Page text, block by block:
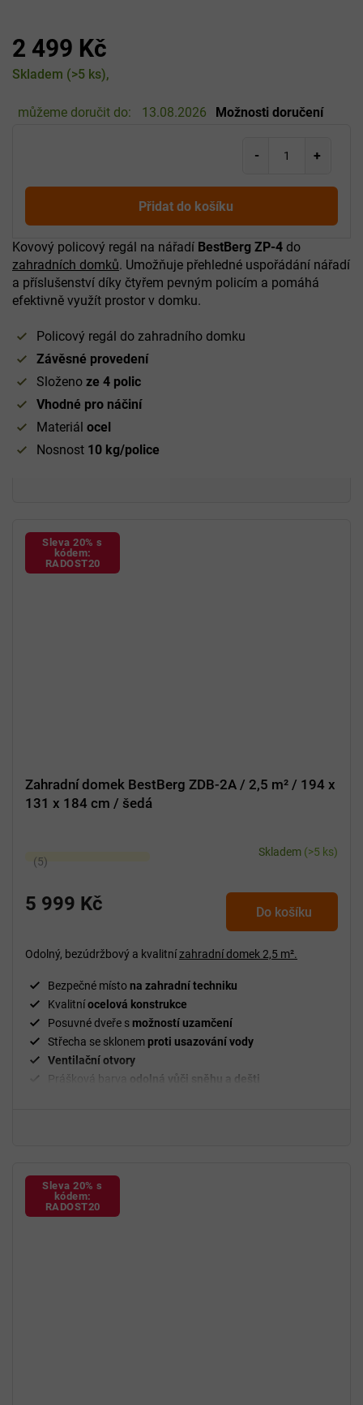
2 499 Kč
Měrná
Skladem (>5 ks)
můžeme doručit do: 13.08.2026 Možnosti doručení
Přidat do košíku
Kovový policový regál na nářadí BestBerg ZP-4 do
zahradních domků. Umožňuje přehledné uspořádání nářadí
a příslušenství díky čtyřem pevným policím a pomáhá
efektivně využít prostor v domku.
Policový regál do zahradního domku
Závěsné provedení
Složeno ze 4 polic
Vhodné pro náčiní
Materiál ocel
Nosnost 10 kg/police
Sleva 20% s
kódem:
RADOST20
Zahradní domek BestBerg ZDB-2A / 2,5 m² / 194 x
131 x 184 cm / šedá
Průměrné
produktu
z
hvězdiček.
Skladem (>5 ks)
5 999 Kč Do košíku
Odolný, bezúdržbový a kvalitnízahradní domek2,5 m².
Bezpečné místona zahradní techniku
Kvalitníocelová konstrukce
Posuvné dveře s možností uzamčení
Střecha se sklonem proti usazování vody
Ventilačníotvory
Prášková barva
odolná vůči sněhu a dešti
Sleva 20% s
kódem:
RADOST20